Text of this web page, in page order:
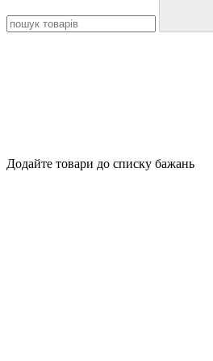
Додайте товари до списку бажань